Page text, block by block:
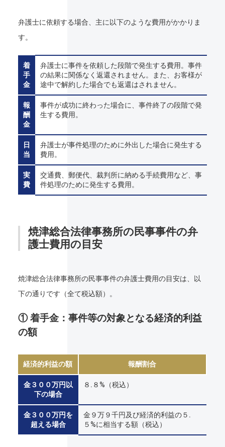
弁護士に依頼する場合、主に以下のような費用がかかりま
す。
着
手
金
弁護士に事件を依頼した段階で発生する費用。事件
の結果に関係なく返還されません。また、お客様が
途中で解約した場合でも返還はされません。
報
酬
金
事件が成功に終わった場合に、事件終了の段階で発
生する費用。
日
当
弁護士が事件処理のために外出した場合に発生する
費用。
実
費
交通費、郵便代、裁判所に納める手続費用など、事
件処理のために発生する費用。
焼津総合法律事務所の民事事件の弁
護士費用の目安
焼津総合法律事務所の民事事件の弁護士費用の目安は、以
下の通りです（全て税込額）。
① 着手金：事件等の対象となる経済的利益
の額
経済的利益の額 報酬割合
金３００万円以
下の場合
８.８%（税込）
金３００万円を
超える場合
金９万９千円及び経済的利益の５.
５%に相当する額（税込）